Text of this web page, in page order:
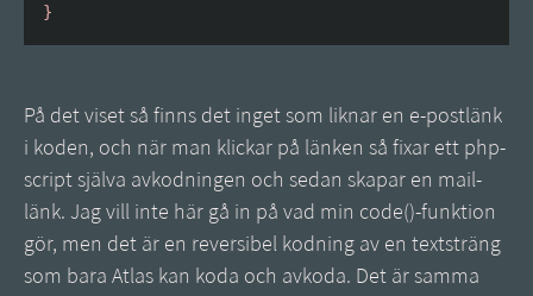
}
På det viset så finns det inget som liknar en e-postlänk
i koden, och när man klickar på länken så fixar ett php-
script själva avkodningen och sedan skapar en mail-
länk. Jag vill inte här gå in på vad min code()-funktion
gör, men det är en reversibel kodning av en textsträng
som bara Atlas kan koda och avkoda. Det är samma